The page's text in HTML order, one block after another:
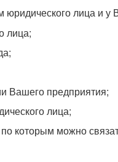
юридического лица и у
лица;
Вашего предприятия;
лица;
которым можно